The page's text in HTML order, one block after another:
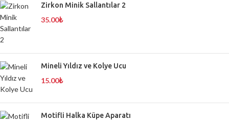
Zirkon Minik Sallantılar 2
35.00₺
Mineli Yıldız ve Kolye Ucu
15.00₺
Motifli Halka Küpe Aparatı